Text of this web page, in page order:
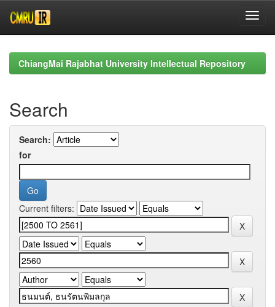
navigationChiangMai Rajabhat University Intellectual Repository
Search
Search:
for
Current filters: